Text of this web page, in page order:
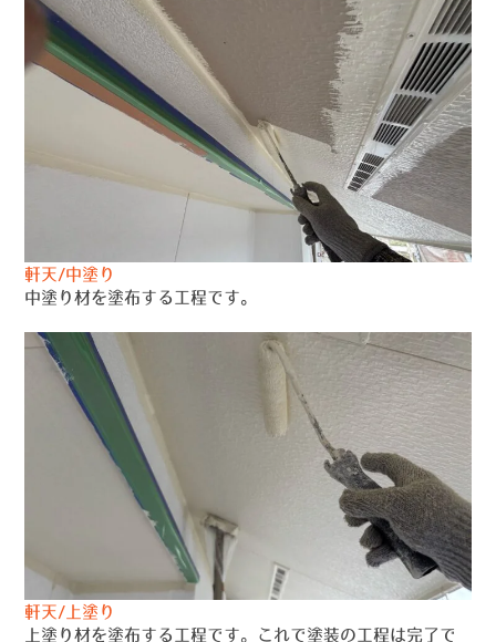
軒天/中塗り
中塗り材を塗布する工程です。
軒天/上塗り
上塗り材を塗布する工程です。これで塗装の工程は完了で